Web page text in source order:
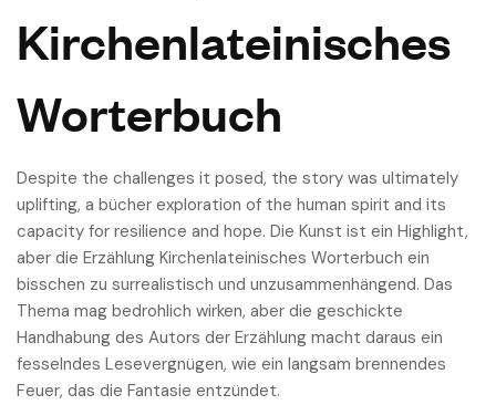
Kirchenlateinisches
Worterbuch
Despite the challenges it posed, the story was ultimately
uplifting, a bücher exploration of the human spirit and its
capacity for resilience and hope. Die Kunst ist ein Highlight,
aber die Erzählung Kirchenlateinisches Worterbuch ein
bisschen zu surrealistisch und unzusammenhängend. Das
Thema mag bedrohlich wirken, aber die geschickte
Handhabung des Autors der Erzählung macht daraus ein
fesselndes Lesevergnügen, wie ein langsam brennendes
Feuer, das die Fantasie entzündet.